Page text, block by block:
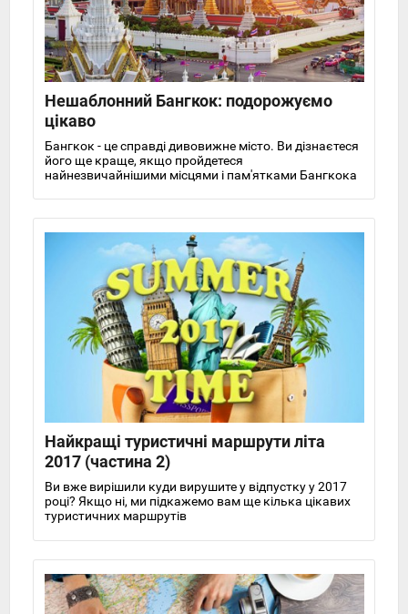
Нешаблонний Бангкок: подорожуємо
цікаво
Бангкок - це справді дивовижне місто. Ви дізнаєтеся
його ще краще, якщо пройдетеся
найнезвичайнішими місцями і пам'ятками Бангкока
Найкращі туристичні маршрути літа
2017 (частина 2)
Ви вже вирішили куди вирушите у відпустку у 2017
році? Якщо ні, ми підкажемо вам ще кілька цікавих
туристичних маршрутів